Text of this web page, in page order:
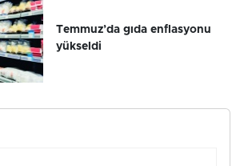
Temmuz’da gıda enflasyonu
yükseldi